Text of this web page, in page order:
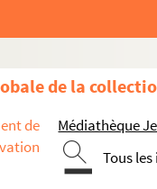
de la
de
Médiathèque
Tous
Cardinal Richelieu
13. Monseigneur Ridel
14. Monseigneur Jean